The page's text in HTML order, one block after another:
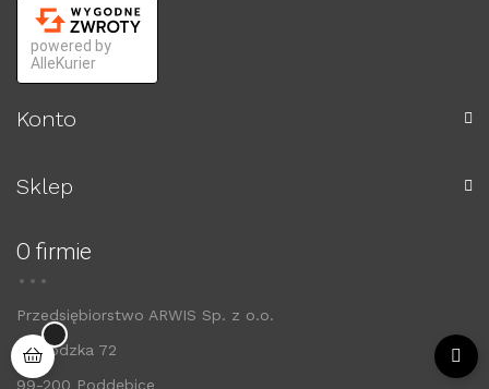
powered by
AlleKurier
Konto
Sklep
O firmie
Przedsiębiorstwo ARWIS Sp. z o.o.
ul. Łódzka 72
99-200 Poddębice